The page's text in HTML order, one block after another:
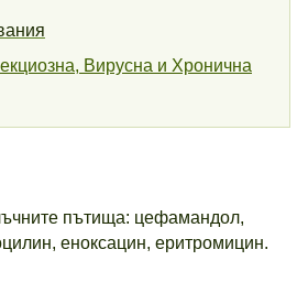
Вирусна и Хронична
пътища: цефамандол,
еноксацин, еритромицин.